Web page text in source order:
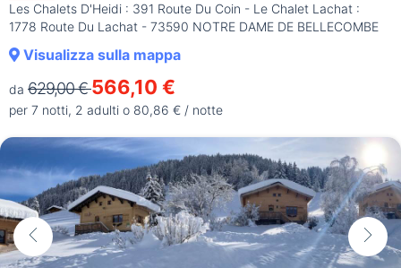
Les Chalets D'Heidi : 391 Route Du Coin - Le Chalet Lachat :
1778 Route Du Lachat - 73590 NOTRE DAME DE BELLECOMBE
Visualizza sulla mappa
da 629,00 €566,10 €
per 7 notti, 2 adulti o 80,86 € / notte